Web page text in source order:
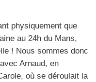
physiquement que
au 24h du Mans,
! Nous sommes donc
Arnaud, en
où se déroulait la